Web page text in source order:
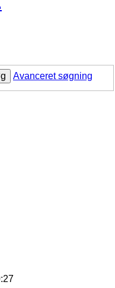
Avanceret søgning